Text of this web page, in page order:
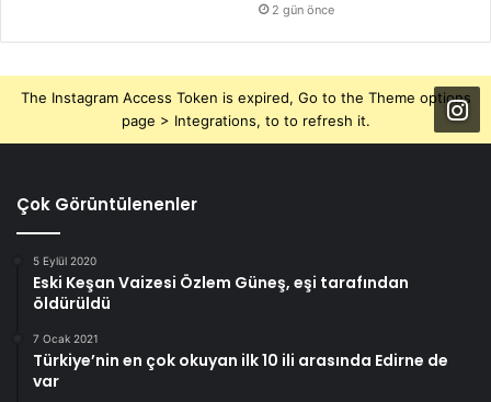
2 gün önce
The Instagram Access Token is expired, Go to the Theme options
page > Integrations, to to refresh it.
Çok Görüntülenenler
5 Eylül 2020
Eski Keşan Vaizesi Özlem Güneş, eşi tarafından
öldürüldü
7 Ocak 2021
Türkiye’nin en çok okuyan ilk 10 ili arasında Edirne de
var